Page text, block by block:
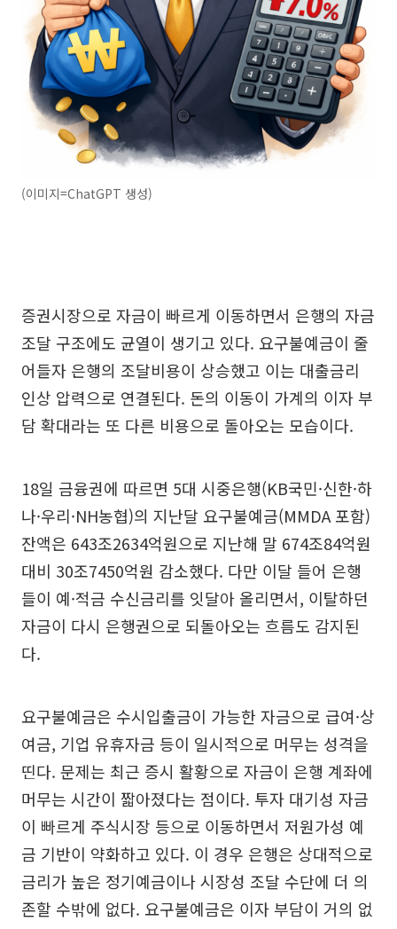
(이미지=ChatGPT 생성)
증권시장으로 자금이 빠르게 이동하면서 은행의 자금
조달 구조에도 균열이 생기고 있다. 요구불예금이 줄
어들자 은행의 조달비용이 상승했고 이는 대출금리
인상 압력으로 연결된다. 돈의 이동이 가계의 이자 부
담 확대라는 또 다른 비용으로 돌아오는 모습이다.
18일 금융권에 따르면 5대 시중은행(KB국민·신한·하
나·우리·NH농협)의 지난달 요구불예금(MMDA 포함)
잔액은 643조2634억원으로 지난해 말 674조84억원
대비 30조7450억원 감소했다. 다만 이달 들어 은행
들이 예·적금 수신금리를 잇달아 올리면서, 이탈하던
자금이 다시 은행권으로 되돌아오는 흐름도 감지된
다.
요구불예금은 수시입출금이 가능한 자금으로 급여·상
여금, 기업 유휴자금 등이 일시적으로 머무는 성격을
띤다. 문제는 최근 증시 활황으로 자금이 은행 계좌에
머무는 시간이 짧아졌다는 점이다. 투자 대기성 자금
이 빠르게 주식시장 등으로 이동하면서 저원가성 예
금 기반이 약화하고 있다. 이 경우 은행은 상대적으로
금리가 높은 정기예금이나 시장성 조달 수단에 더 의
존할 수밖에 없다. 요구불예금은 이자 부담이 거의 없